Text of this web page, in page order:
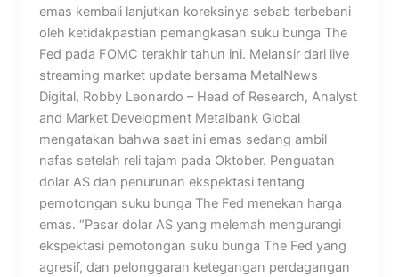
emas kembali lanjutkan koreksinya sebab terbebani
oleh ketidakpastian pemangkasan suku bunga The
Fed pada FOMC terakhir tahun ini. Melansir dari live
streaming market update bersama MetalNews
Digital, Robby Leonardo – Head of Research, Analyst
and Market Development Metalbank Global
mengatakan bahwa saat ini emas sedang ambil
nafas setelah reli tajam pada Oktober. Penguatan
dolar AS dan penurunan ekspektasi tentang
pemotongan suku bunga The Fed menekan harga
emas. “Pasar dolar AS yang melemah mengurangi
ekspektasi pemotongan suku bunga The Fed yang
agresif, dan pelonggaran ketegangan perdagangan